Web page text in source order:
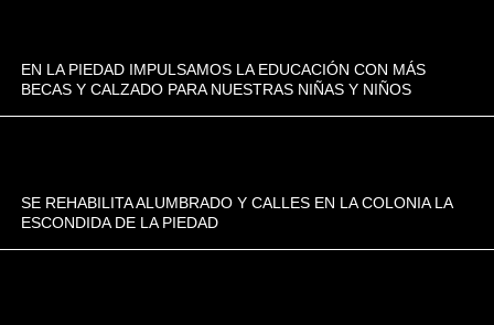
EN LA PIEDAD IMPULSAMOS LA EDUCACIÓN CON MÁS
BECAS Y CALZADO PARA NUESTRAS NIÑAS Y NIÑOS
SE REHABILITA ALUMBRADO Y CALLES EN LA COLONIA LA
ESCONDIDA DE LA PIEDAD